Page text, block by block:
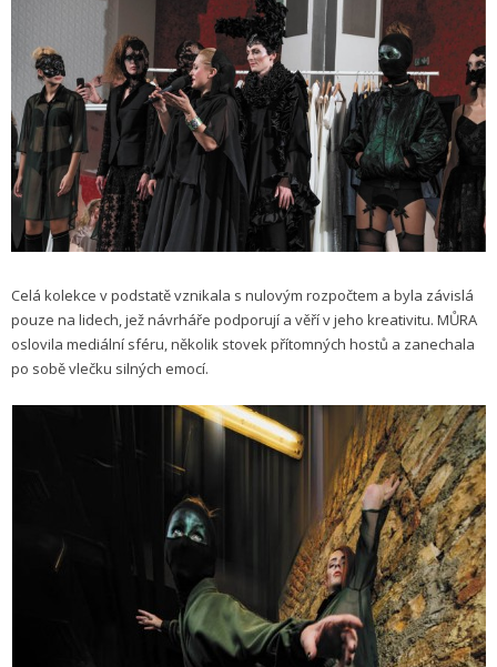
Celá kolekce v podstatě vznikala s nulovým rozpočtem a byla závislá
pouze na lidech, jež návrháře podporují a věří v jeho kreativitu. MŮRA
oslovila mediální sféru, několik stovek přítomných hostů a zanechala
po sobě vlečku silných emocí.